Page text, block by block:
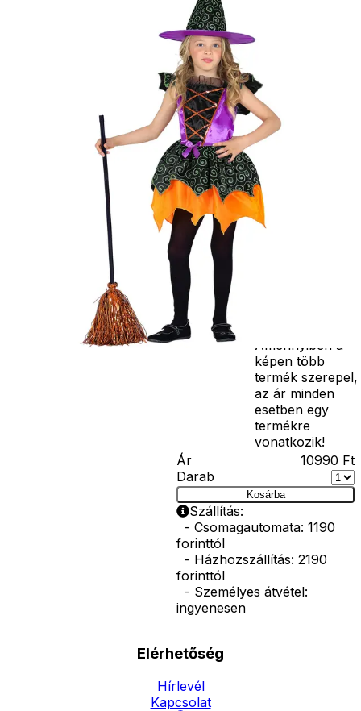
Egyéb
csak minőségi
Tájékoztatjuk
kedves
vásárlóinkat,
a jelmezek nem
kiegészítőket,
például harisnya,
ékszer, cipő,
paróka, kesztyű,
kardok, kemény
Amennyiben a
képen több
termék szerepel,
az ár minden
esetben egy
termékre
vonatkozik!
Ár
10990 Ft
Darab
Kosárba
Szállítás:
- Csomagautomata: 1190
forinttól
- Házhozszállítás: 2190
forinttól
- Személyes átvétel:
ingyenesen
Elérhetőség
Hírlevél
Kapcsolat